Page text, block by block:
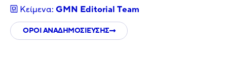
Κείμενα: GMN Editorial Τeam
ΟΡΟΙ ΑΝΑΔΗΜΟΣΙΕΥΣΗΣ